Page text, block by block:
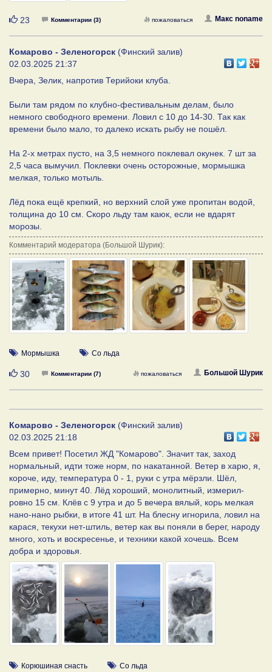
Нравится
23 Комментарии (3) Макс noname
пожаловаться
Комарово - Зеленогорск (Финский залив)
02.03.2025 21:37
Вчера, Зелик, напротив Терийоки клуба.
Были там рядом по клубно-фестивальным делам, было
немного свободного времени. Ловил с 10 до 14-30. Так как
времени было мало, то далеко искать рыбу не пошёл.
На 2-х метрах пусто, на 3,5 немного поклевал окунек. 7 шт за
2,5 часа вымучил. Поклевки очень осторожные, мормышка
мелкая, только мотыль.
Лёд пока ещё крепкий, но верхний слой уже пропитан водой,
толщина до 10 см. Скоро льду там каюк, если не вдарят
морозы.
Комментарий модератора (Большой Шурик):
Мормышка Со льда
Нравится
30 Комментарии (7) Большой Шурик
пожаловаться
Комарово - Зеленогорск (Финский залив)
02.03.2025 21:18
Всем привет! Посетил ЖД "Комарово". Значит так, заход
нормальный, идти тоже норм, по накатанной. Ветер в харю, я,
короче, иду, температура 0 - 1, руки с утра мёрзли. Шёл,
примерно, минут 40. Лёд хороший, монолитный, измерил-
ровно 15 см. Клёв с 9 утра и до 5 вечера вялый, корь мелкая
нано-нано рыбки, в итоге 41 шт. На блесну игнорила, ловил на
карася, текухи нет-штиль, ветер как вы поняли в берег, народу
много, хоть и воскресенье, и техники какой хочешь. Всем
добра и здоровья.
Корюшиная снасть Со льда